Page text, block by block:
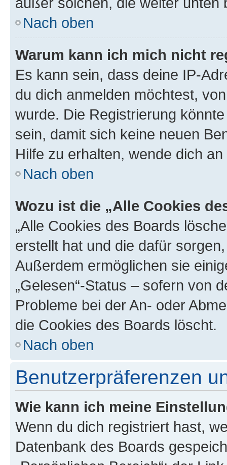
Nach oben
Warum kann ich mich nicht
Es kann sein, dass deine IP-
du dich anmelden möchtest,
wurde. Die Registrierung
sein, damit sich keine neuen
Hilfe zu erhalten, wende dich
Nach oben
Wozu ist die „Alle Cookies
„Alle Cookies des Boards
erstellt hat und die dafür
Außerdem ermöglichen sie
„Gelesen“-Status – sofern von
Probleme bei der An- oder
die Cookies des Boards löscht.
Nach oben
Benutzerpräferenzen
Wie kann ich meine
Wenn du dich registriert hast,
Datenbank des Boards